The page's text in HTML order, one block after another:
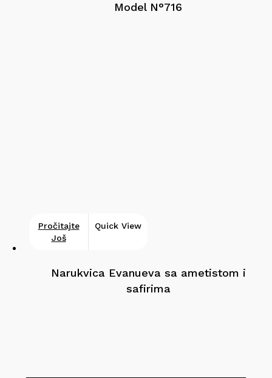
Model N°716
Pročitajte
Još
Quick View
Narukvica Evanueva sa ametistom i
safirima